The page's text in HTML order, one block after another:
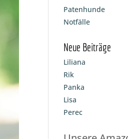
Patenhunde
Notfälle
Neue Beiträge
Liliana
Rik
Panka
Lisa
Perec